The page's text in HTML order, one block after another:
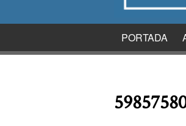
PORTADA